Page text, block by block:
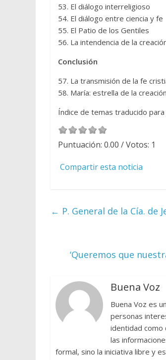
53. El diálogo interreligioso
54. El diálogo entre ciencia y fe
55. El Patio de los Gentiles
56. La intendencia de la
Conclusión
57. La transmisión de la fe
58. María: estrella de la creación
Índice de temas traducido para
Puntuación: 0.00 / Votos: 1
Compartir esta noticia
← P. General de la Cía.
‘Queremos que
Buena Voz
Buena Voz es
personas
identidad como
las
formal, sino la iniciativa libre y